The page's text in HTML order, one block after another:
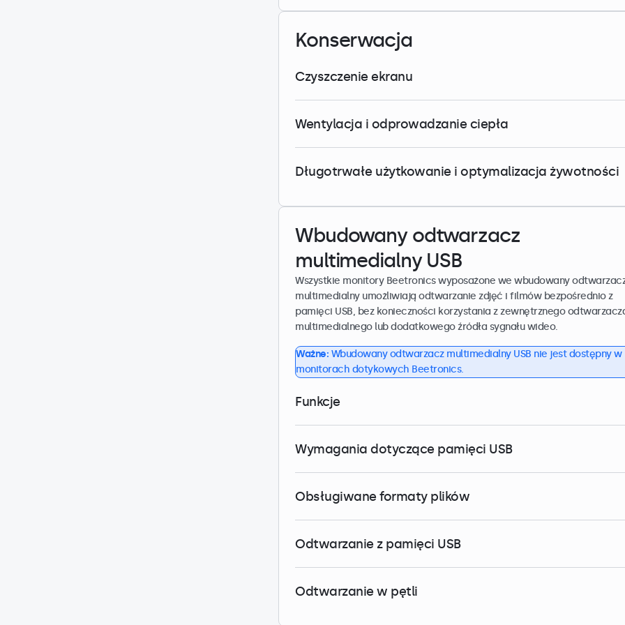
Konserwacja
Czyszczenie ekranu
Wentylacja i odprowadzanie ciepła
Długotrwałe użytkowanie i optymalizacja żywotności
Wbudowany odtwarzacz
multimedialny USB
Wszystkie monitory Beetronics wyposażone we wbudowany
multimedialny umożliwiają odtwarzanie zdjęć i filmów bezpośrednio z
pamięci USB, bez konieczności korzystania z zewnętrznego
multimedialnego lub dodatkowego źródła sygnału wideo.
Ważne: Wbudowany odtwarzacz multimedialny USB nie jest dostępny w
monitorach dotykowych Beetronics.
Funkcje
Wymagania dotyczące pamięci USB
Obsługiwane formaty plików
Odtwarzanie z pamięci USB
Odtwarzanie w pętli